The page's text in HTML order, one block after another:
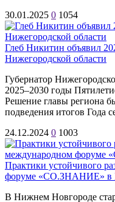
30.01.2025 0 1054
Глеб Никитин объявил
Нижегородской области
Губернатор
2025–2030 годы
Решение главы региона
подведения итогов Года
24.12.2024 0 1003
Практики устойчивого
форуме «СО.ЗНАНИЕ» в
В Нижнем Новгороде